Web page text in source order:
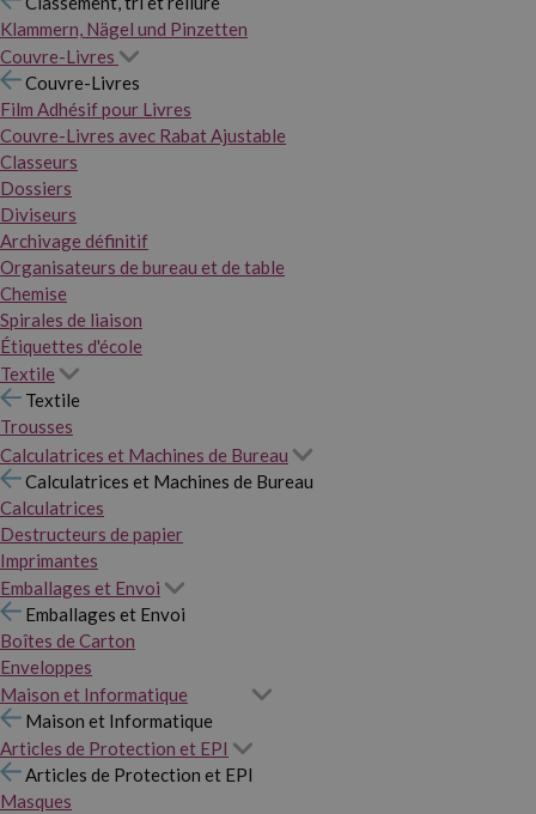
Klammern, Nägel und Pinzetten
Couvre-Livres
Couvre-Livres
Film Adhésif pour Livres
Couvre-Livres avec Rabat Ajustable
Classeurs
Dossiers
Diviseurs
Archivage définitif
Organisateurs de bureau et de table
Chemise
Spirales de liaison
Étiquettes d'école
Textile
Textile
Trousses
Calculatrices et Machines de Bureau
Calculatrices et Machines de Bureau
Calculatrices
Destructeurs de papier
Imprimantes
Emballages et Envoi
Emballages et Envoi
Boîtes de Carton
Enveloppes
Maison et Informatique
Maison et Informatique
Articles de Protection et EPI
Articles de Protection et EPI
Masques